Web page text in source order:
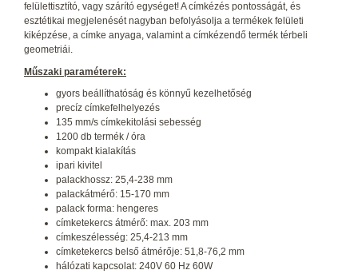
felülettisztító, vagy szárító egységet! A címkézés pontosságát, és
esztétikai megjelenését nagyban befolyásolja a termékek felületi
kiképzése, a címke anyaga, valamint a címkézendő termék térbeli
geometriái.
Műszaki paraméterek:
gyors beállíthatóság és könnyű kezelhetőség
precíz címkefelhelyezés
135 mm/s címkekitolási sebesség
1200 db termék / óra
kompakt kialakítás
ipari kivitel
palackhossz: 25,4-238 mm
palackátmérő: 15-170 mm
palack forma: hengeres
címketekercs átmérő: max. 203 mm
címkeszélesség: 25,4-213 mm
címketekercs belső átmérője: 51,8-76,2 mm
hálózati kapcsolat: 240V 60 Hz 60W